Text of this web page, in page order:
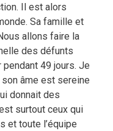
Il est alors
Sa famille et
allons faire la
des défunts
pendant 49 jours. Je
son âme est sereine
donnait des
surtout ceux qui
et toute l’équipe